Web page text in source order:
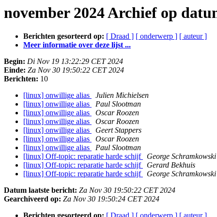
november 2024 Archief op
Berichten gesorteerd op: [ Draad ] [ onderwerp ] [ auteur ]
Meer informatie over deze lijst ...
Begin: Di Nov 19 13:22:29 CET 2024
Einde: Za Nov 30 19:50:22 CET 2024
Berichten: 10
[linux] onwillige alias
Julien Michielsen
[linux] onwillige alias
Paul Slootman
[linux] onwillige alias
Oscar Roozen
[linux] onwillige alias
Oscar Roozen
[linux] onwillige alias
Geert Stappers
[linux] onwillige alias
Oscar Roozen
[linux] onwillige alias
Paul Slootman
[linux] Off-topic: reparatie harde schijf
George Schramkowski
[linux] Off-topic: reparatie harde schijf
Gerard Bekhuis
[linux] Off-topic: reparatie harde schijf
George Schramkowski
Datum laatste bericht: Za Nov 30 19:50:22 CET 2024
Gearchiveerd op: Za Nov 30 19:50:24 CET 2024